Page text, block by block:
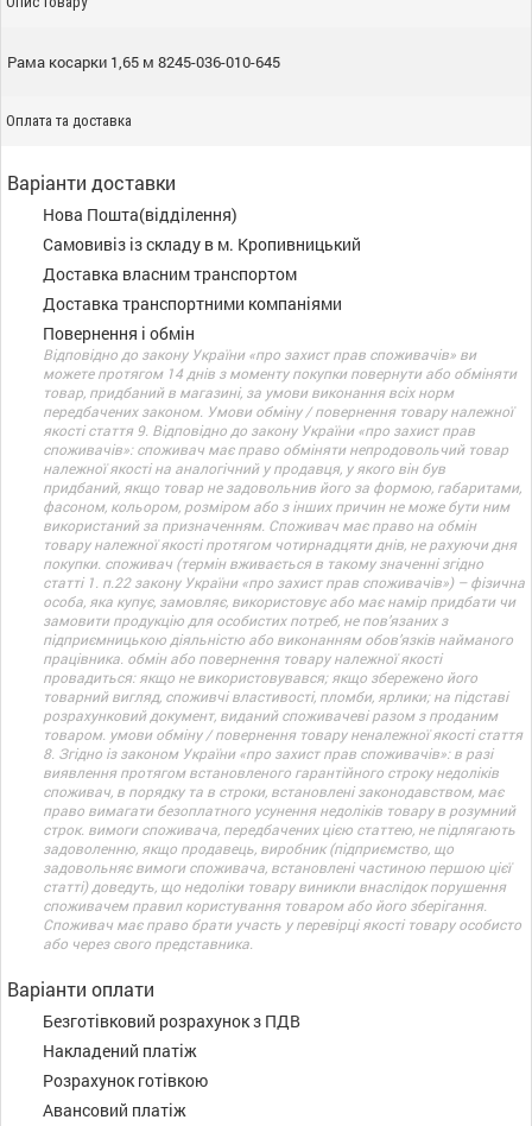
Рама косарки 1,65 м 8245-036-010-645
Оплата та доставка
Варіанти доставки
Нова Пошта(відділення)
Самовивіз із складу в м. Кропивницький
Доставка власним транспортом
Доставка транспортними компаніями
Повернення і обмін
Відповідно до закону України «про захист прав споживачів» ви
можете протягом 14 днів з моменту покупки повернути або обміняти
товар, придбаний в магазині, за умови виконання всіх норм
передбачених законом. Умови обміну / повернення товару належної
якості стаття 9. Відповідно до закону України «про захист прав
споживачів»: споживач має право обміняти непродовольчий товар
належної якості на аналогічний у продавця, у якого він був
придбаний, якщо товар не задовольнив його за формою, габаритами,
фасоном, кольором, розміром або з інших причин не може бути ним
використаний за призначенням. Споживач має право на обмін
товару належної якості протягом чотирнадцяти днів, не рахуючи дня
покупки. споживач (термін вживається в такому значенні згідно
статті 1. п.22 закону України «про захист прав споживачів») – фізична
особа, яка купує, замовляє, використовує або має намір придбати чи
замовити продукцію для особистих потреб, не пов’язаних з
підприємницькою діяльністю або виконанням обов’язків найманого
працівника. обмін або повернення товару належної якості
провадиться: якщо не використовувався; якщо збережено його
товарний вигляд, споживчі властивості, пломби, ярлики; на підставі
розрахунковий документ, виданий споживачеві разом з проданим
товаром. умови обміну / повернення товару неналежної якості стаття
8. Згідно із законом України «про захист прав споживачів»: в разі
виявлення протягом встановленого гарантійного строку недоліків
споживач, в порядку та в строки, встановлені законодавством, має
право вимагати безоплатного усунення недоліків товару в розумний
строк. вимоги споживача, передбачених цією статтею, не підлягають
задоволенню, якщо продавець, виробник (підприємство, що
задовольняє вимоги споживача, встановлені частиною першою цієї
статті) доведуть, що недоліки товару виникли внаслідок порушення
споживачем правил користування товаром або його зберігання.
Споживач має право брати участь у перевірці якості товару особисто
або через свого представника.
Варіанти оплати
Безготівковий розрахунок з ПДВ
Накладений платіж
Розрахунок готівкою
Авансовий платіж